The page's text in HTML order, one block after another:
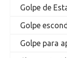
Golpe de
Golpe
Golpe para